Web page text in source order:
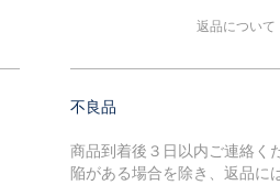
返品について
不良品
商品到着後３日以内ご連絡く
陥がある場合を除き、返品に